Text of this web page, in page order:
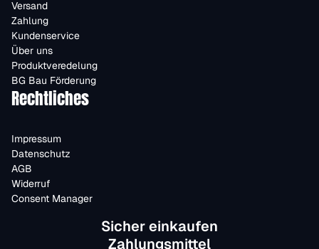
Versand
Zahlung
Kundenservice
Über uns
Produktveredelung
BG Bau Förderung
Rechtliches
Impressum
Datenschutz
AGB
Widerruf
Consent Manager
Sicher einkaufen
Zahlungsmittel